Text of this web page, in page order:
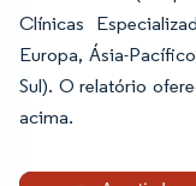
Clínicas
Europa, Ásia-
Sul). O relatório
acima.